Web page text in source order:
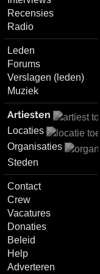
Recensies
Radio
Leden
Forums
Verslagen (leden)
Muziek
Artiesten
Locaties
Organisaties
Steden
Contact
Crew
Vacatures
Donaties
Beleid
Help
Adverteren